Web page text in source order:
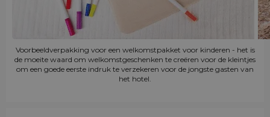
Voorbeeldverpakking voor een welkomstpakket voor kinderen - het is
de moeite waard om welkomstgeschenken te creëren voor de kleintjes
om een goede eerste indruk te verzekeren voor de jongste gasten van
het hotel.